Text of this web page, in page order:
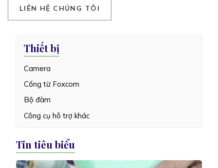
LI ÊN HỆ C HÚN G TÔ I
Thiết bị
Camera
Cổng từ Foxcom
Bộ đàm
Công cụ hỗ trợ khác
Tin tiêu biểu